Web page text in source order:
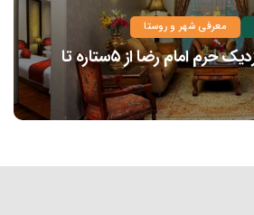
معرفی شهر و روستا
معرفی هتل های نزدیک حرم امام رضا از ۵ستاره تا